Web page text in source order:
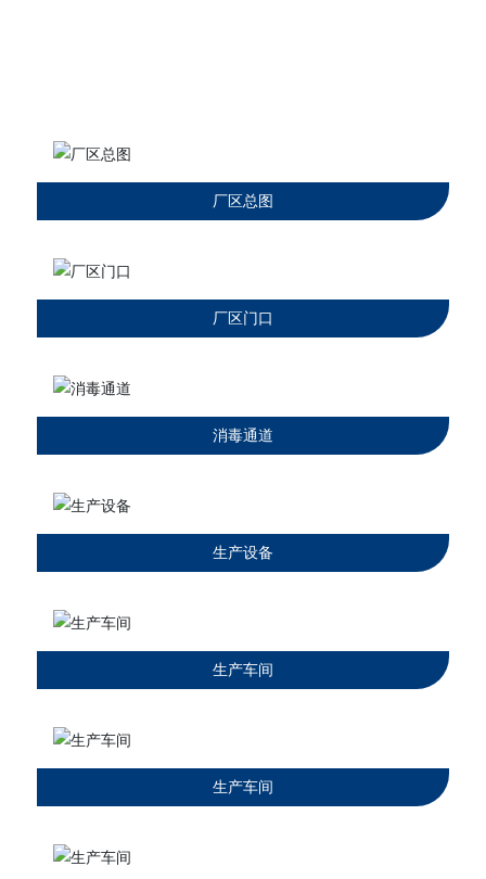
厂区总图
厂区门口
消毒通道
生产设备
生产车间
生产车间